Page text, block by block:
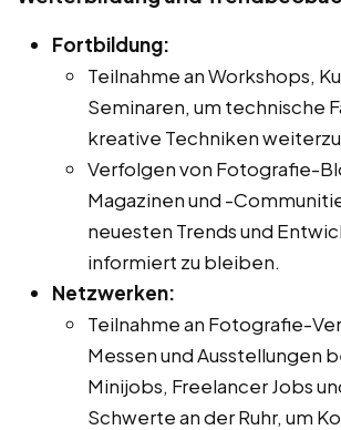
Fortbildung:
Teilnahme an Workshops,
Seminaren, um technische
kreative Techniken
Verfolgen von Fotografie-
Magazinen und -
neuesten Trends und
informiert zu bleiben.
Netzwerken:
Teilnahme an Fotografie-
Messen und Ausstellungen
Minijobs, Freelancer Jobs
Schwerte an der Ruhr, um